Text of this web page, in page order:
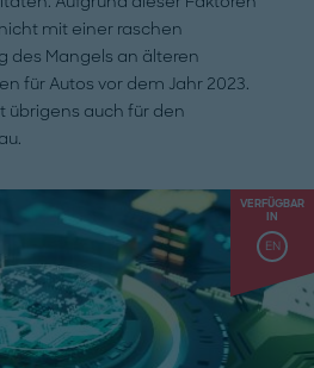
mit einer raschen
des Mangels an älteren
für Autos vor dem Jahr 2023.
übrigens auch für den
VERFÜGBAR
IN
EN